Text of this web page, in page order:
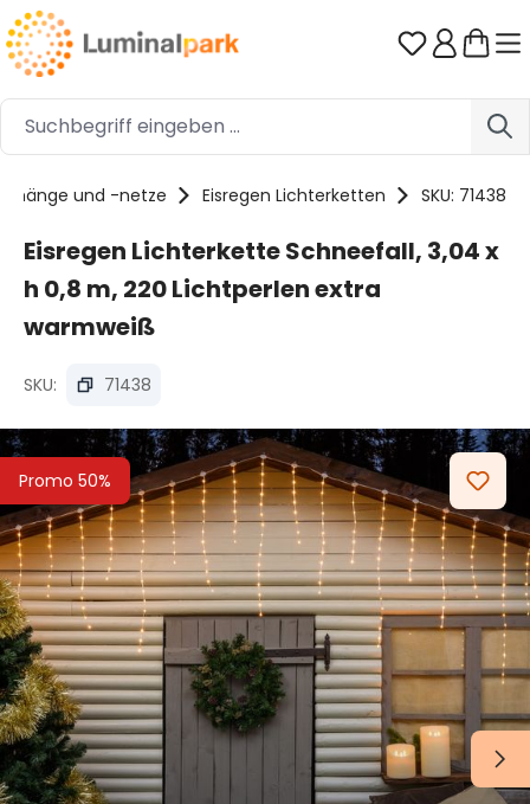
Zum Hauptinhalt springen Du hast 0
und -netze Eisregen Lichterketten SKU: 71438
Eisregen Lichterkette Schneefall, 3,04 x
h 0,8 m, 220 Lichtperlen extra
warmweiß
SKU: 71438
Promo 50%
Bildergalerie überspringen